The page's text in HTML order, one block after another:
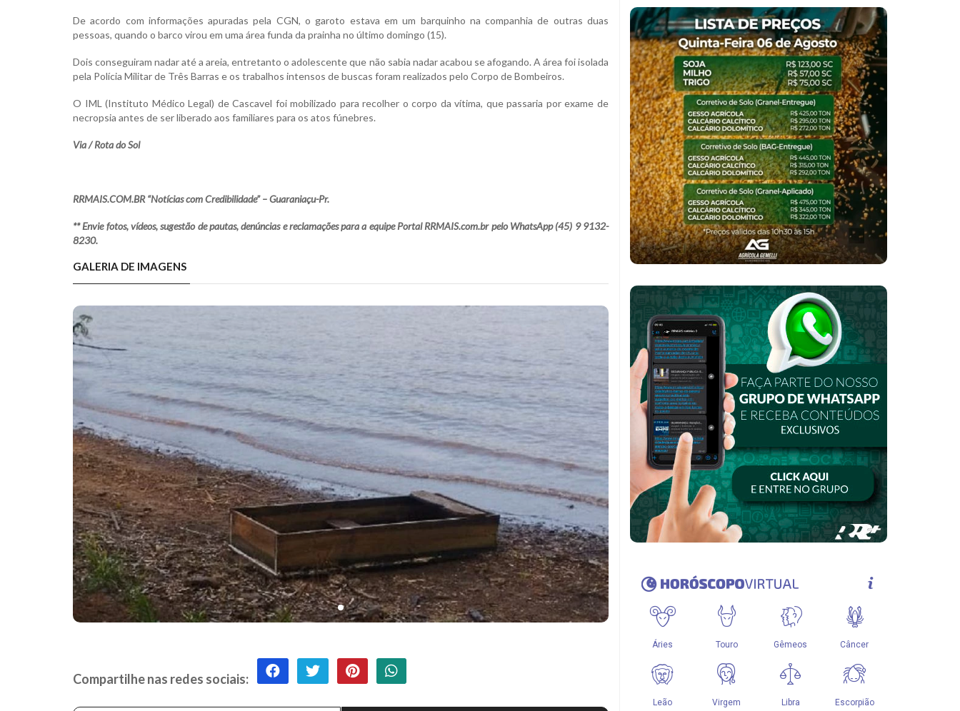
De acordo com informações apuradas pela CGN, o garoto estava em um barquinho na companhia de outras duas
pessoas, quando o barco virou em uma área funda da prainha no último domingo (15).
Dois conseguiram nadar até a areia, entretanto o adolescente que não sabia nadar acabou se afogando. A área foi isolada
pela Polícia Militar de Três Barras e os trabalhos intensos de buscas foram realizados pelo Corpo de Bombeiros.
O IML (Instituto Médico Legal) de Cascavel foi mobilizado para recolher o corpo da vítima, que passaria por exame de
necropsia antes de ser liberado aos familiares para os atos fúnebres.
Via / Rota do Sol
RRMAIS.COM.BR “Notícias com Credibilidade” – Guaraniaçu-Pr.
** Envie fotos, vídeos, sugestão de pautas, denúncias e reclamações para a equipe Portal RRMAIS.com.br pelo WhatsApp (45) 9 9132-
8230.
GALERIA DE IMAGENS
Compartilhe nas redes sociais: